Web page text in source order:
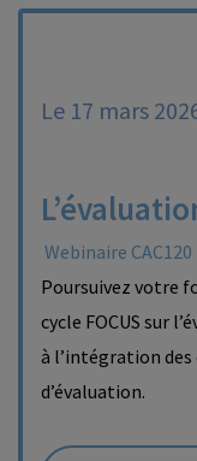
Le 17 mars
Webinaire CAC120
Poursuivez votre
cycle FOCUS sur
à l’intégration des
d’évaluation.